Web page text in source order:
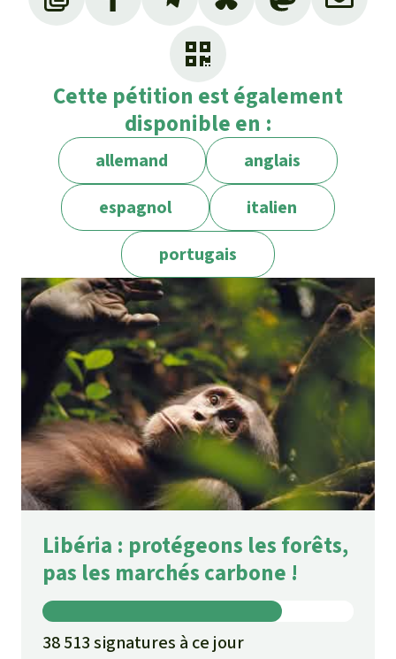
Cette pétition est également
disponible en :
allemand
anglais
espagnol
italien
portugais
Libéria : protégeons les forêts,
pas les marchés carbone !
38 513 signatures à ce jour